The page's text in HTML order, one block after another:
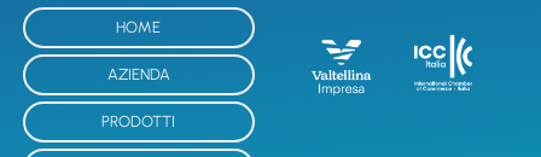
HOME
AZIENDA
PRODOTTI